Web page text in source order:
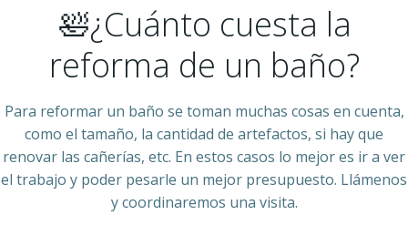
🛀¿Cuánto cuesta la
reforma de un baño?
Para reformar un baño se toman muchas cosas en cuenta,
como el tamaño, la cantidad de artefactos, si hay que
renovar las cañerías, etc. En estos casos lo mejor es ir a ver
el trabajo y poder pesarle un mejor presupuesto. Llámenos
y coordinaremos una visita.